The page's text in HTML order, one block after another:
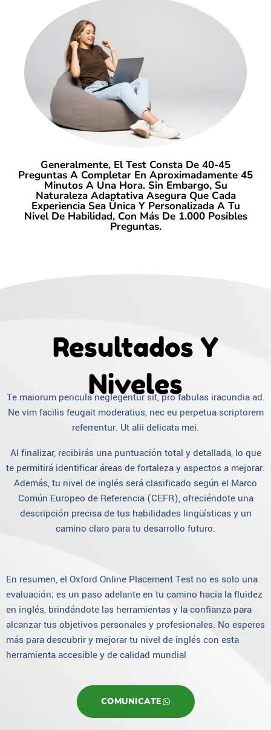
Generalmente, El Test Consta De 40-45
Preguntas A Completar En Aproximadamente 45
Minutos A Una Hora. Sin Embargo, Su
Naturaleza Adaptativa Asegura Que Cada
Experiencia Sea Única Y Personalizada A Tu
Nivel De Habilidad, Con Más De 1.000 Posibles
Preguntas.
Resultados Y
Niveles
Te maiorum pericula neglegentur sit, pro fabulas iracundia ad.
Ne vim facilis feugait moderatius, nec eu perpetua scriptorem
referrentur. Ut alii delicata mei.
Al finalizar, recibirás una puntuación total y detallada, lo que
te permitirá identificar áreas de fortaleza y aspectos a mejorar.
Además, tu nivel de inglés será clasificado según el Marco
Común Europeo de Referencia (CEFR), ofreciéndote una
descripción precisa de tus habilidades lingüísticas y un
camino claro para tu desarrollo futuro.
En resumen, el Oxford Online Placement Test no es solo una
evaluación; es un paso adelante en tu camino hacia la fluidez
en inglés, brindándote las herramientas y la confianza para
alcanzar tus objetivos personales y profesionales. No esperes
más para descubrir y mejorar tu nivel de inglés con esta
herramienta accesible y de calidad mundial
COMUNICATE